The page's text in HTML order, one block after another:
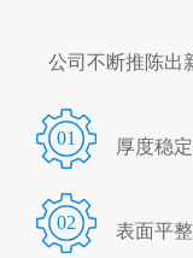
公司不断推陈出
01 厚度稳
02 表面平